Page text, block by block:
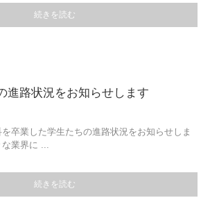
続きを読む
進路状況をお知らせします
卒業した学生たちの進路状況をお知らせしま
業界に ...
続きを読む